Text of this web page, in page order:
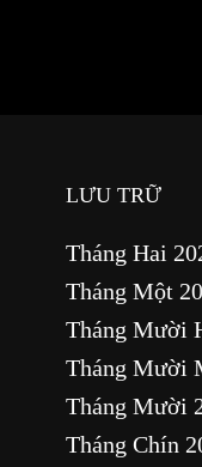
LƯU TRỮ
Tháng Hai
Tháng Một
Tháng Mười
Tháng Mười
Tháng Mười
Tháng Chín